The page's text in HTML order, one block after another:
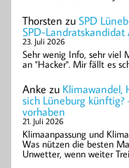
Thorsten zu SPD
SPD-
23. Juli 2026
Sehr wenig Info, sehr viel
an "Hacker". Mir fällt es
Anke zu Klimawandel,
sich Lüneburg
vorhaben
21. Juli 2026
Klimaanpassung und
Was nützen die besten
Unwetter, wenn weiter